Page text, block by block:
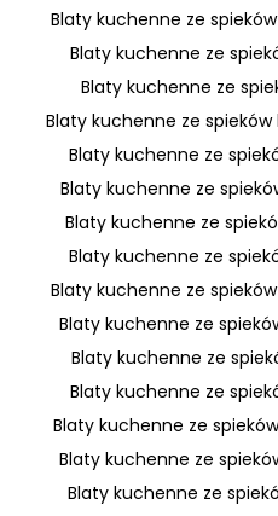
Blaty kuchenne ze
Blaty kuchenne ze
Blaty kuchenne ze
Blaty kuchenne ze spieków
Blaty kuchenne ze
Blaty kuchenne ze
Blaty kuchenne ze
Blaty kuchenne ze
Blaty kuchenne ze
Blaty kuchenne ze
Blaty kuchenne ze
Blaty kuchenne ze
Blaty kuchenne ze
Blaty kuchenne ze
Blaty kuchenne ze